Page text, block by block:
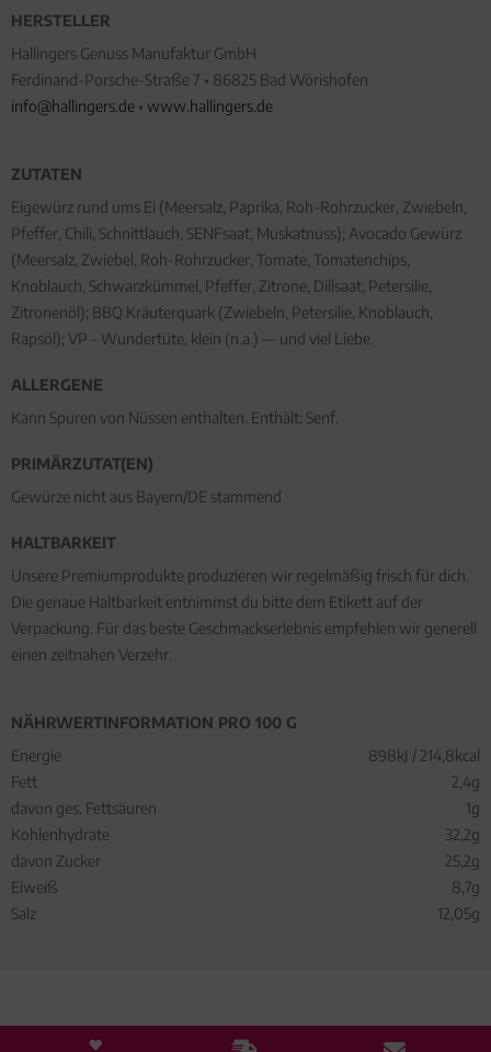
HERSTELLER
Hallingers Genuss Manufaktur GmbH
Ferdinand-Porsche-Straße 7 • 86825 Bad Wörishofen
info@hallingers.de • www.hallingers.de
ZUTATEN
Eigewürz rund ums Ei (Meersalz, Paprika, Roh-Rohrzucker, Zwiebeln,
Pfeffer, Chili, Schnittlauch, SENFsaat, Muskatnuss); Avocado Gewürz
(Meersalz, Zwiebel, Roh-Rohrzucker, Tomate, Tomatenchips,
Knoblauch, Schwarzkümmel, Pfeffer, Zitrone, Dillsaat, Petersilie,
Zitronenöl); BBQ Kräuterquark (Zwiebeln, Petersilie, Knoblauch,
Rapsöl); VP - Wundertüte, klein (n.a.) — und viel Liebe.
ALLERGENE
Kann Spuren von Nüssen enthalten. Enthält: Senf.
PRIMÄRZUTAT(EN)
Gewürze nicht aus Bayern/DE stammend
HALTBARKEIT
Unsere Premiumprodukte produzieren wir regelmäßig frisch für dich.
Die genaue Haltbarkeit entnimmst du bitte dem Etikett auf der
Verpackung. Für das beste Geschmackserlebnis empfehlen wir generell
einen zeitnahen Verzehr.
NÄHRWERTINFORMATION PRO 100 G
Energie
898kJ / 214,8kcal
Fett
2,4g
davon ges. Fettsäuren
1g
Kohlenhydrate
32,2g
davon Zucker
25,2g
Eiweiß
8,7g
Salz
12,05g